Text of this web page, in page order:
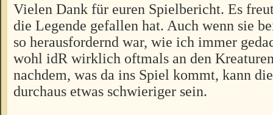
Vielen Dank für euren Spielbericht. Es
die Legende gefallen hat. Auch wenn sie
so herausfordernd war, wie ich immer
wohl idR wirklich oftmals an den
nachdem, was da ins Spiel kommt, kann
durchaus etwas schwieriger sein.